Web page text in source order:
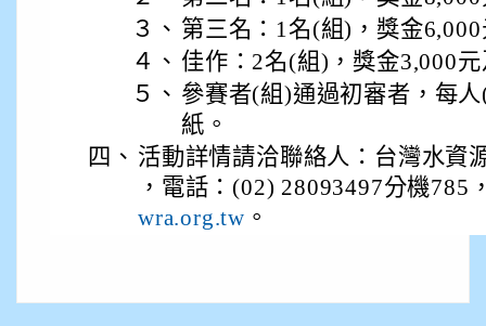
３、 第三名：1名(組)，獎金
４、 佳作：2名(組)，獎金3,000
５、 參賽者(組)通過初審者，每
紙。
四、 活動詳情請洽聯絡人：台灣水資
，電話：(02) 28093497分機785
wra.org.tw 。